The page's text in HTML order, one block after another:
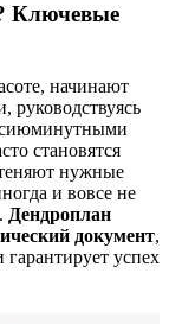
Ключевые
начинают
руководствуясь
сиюминутными
становятся
нужные
и вовсе не
Дендроплан
документ,
успех